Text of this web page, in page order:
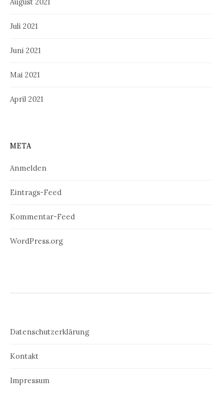
Juli 2021
Juni 2021
Mai 2021
April 2021
META
Anmelden
Eintrags-Feed
Kommentar-Feed
WordPress.org
Datenschutzerklärung
Kontakt
Impressum